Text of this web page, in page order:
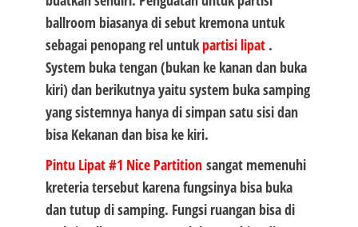
ballroom biasanya di sebut kremona untuk
sebagai penopang rel untuk partisi lipat .
System buka tengan (bukan ke kanan dan buka
kiri) dan berikutnya yaitu system buka samping
yang sistemnya hanya di simpan satu sisi dan
bisa Kekanan dan bisa ke kiri.
Pintu Lipat #1 Nice Partitionsangat memenuhi
kreteria tersebut karena fungsinya bisa buka
dan tutup di samping. Fungsi ruangan bisa di